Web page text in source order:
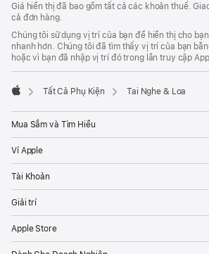
Thích
Chân
Trang
thích
Giá hiển thị đã bao gồm tất cả các khoản thuế.
cả đơn hàng.
Chúng tôi sử dụng vị trí của bạn để hiển thị cho
nhanh hơn. Chúng tôi đã tìm thấy vị trí của bạn
hoặc vì bạn đã nhập vị trí đó trong lần truy cập
Tất Cả Phụ Kiện Tai Nghe & Loa
Mua Sắm và Tìm Hiểu
Ví Apple
Tài Khoản
Giải trí
Apple Store